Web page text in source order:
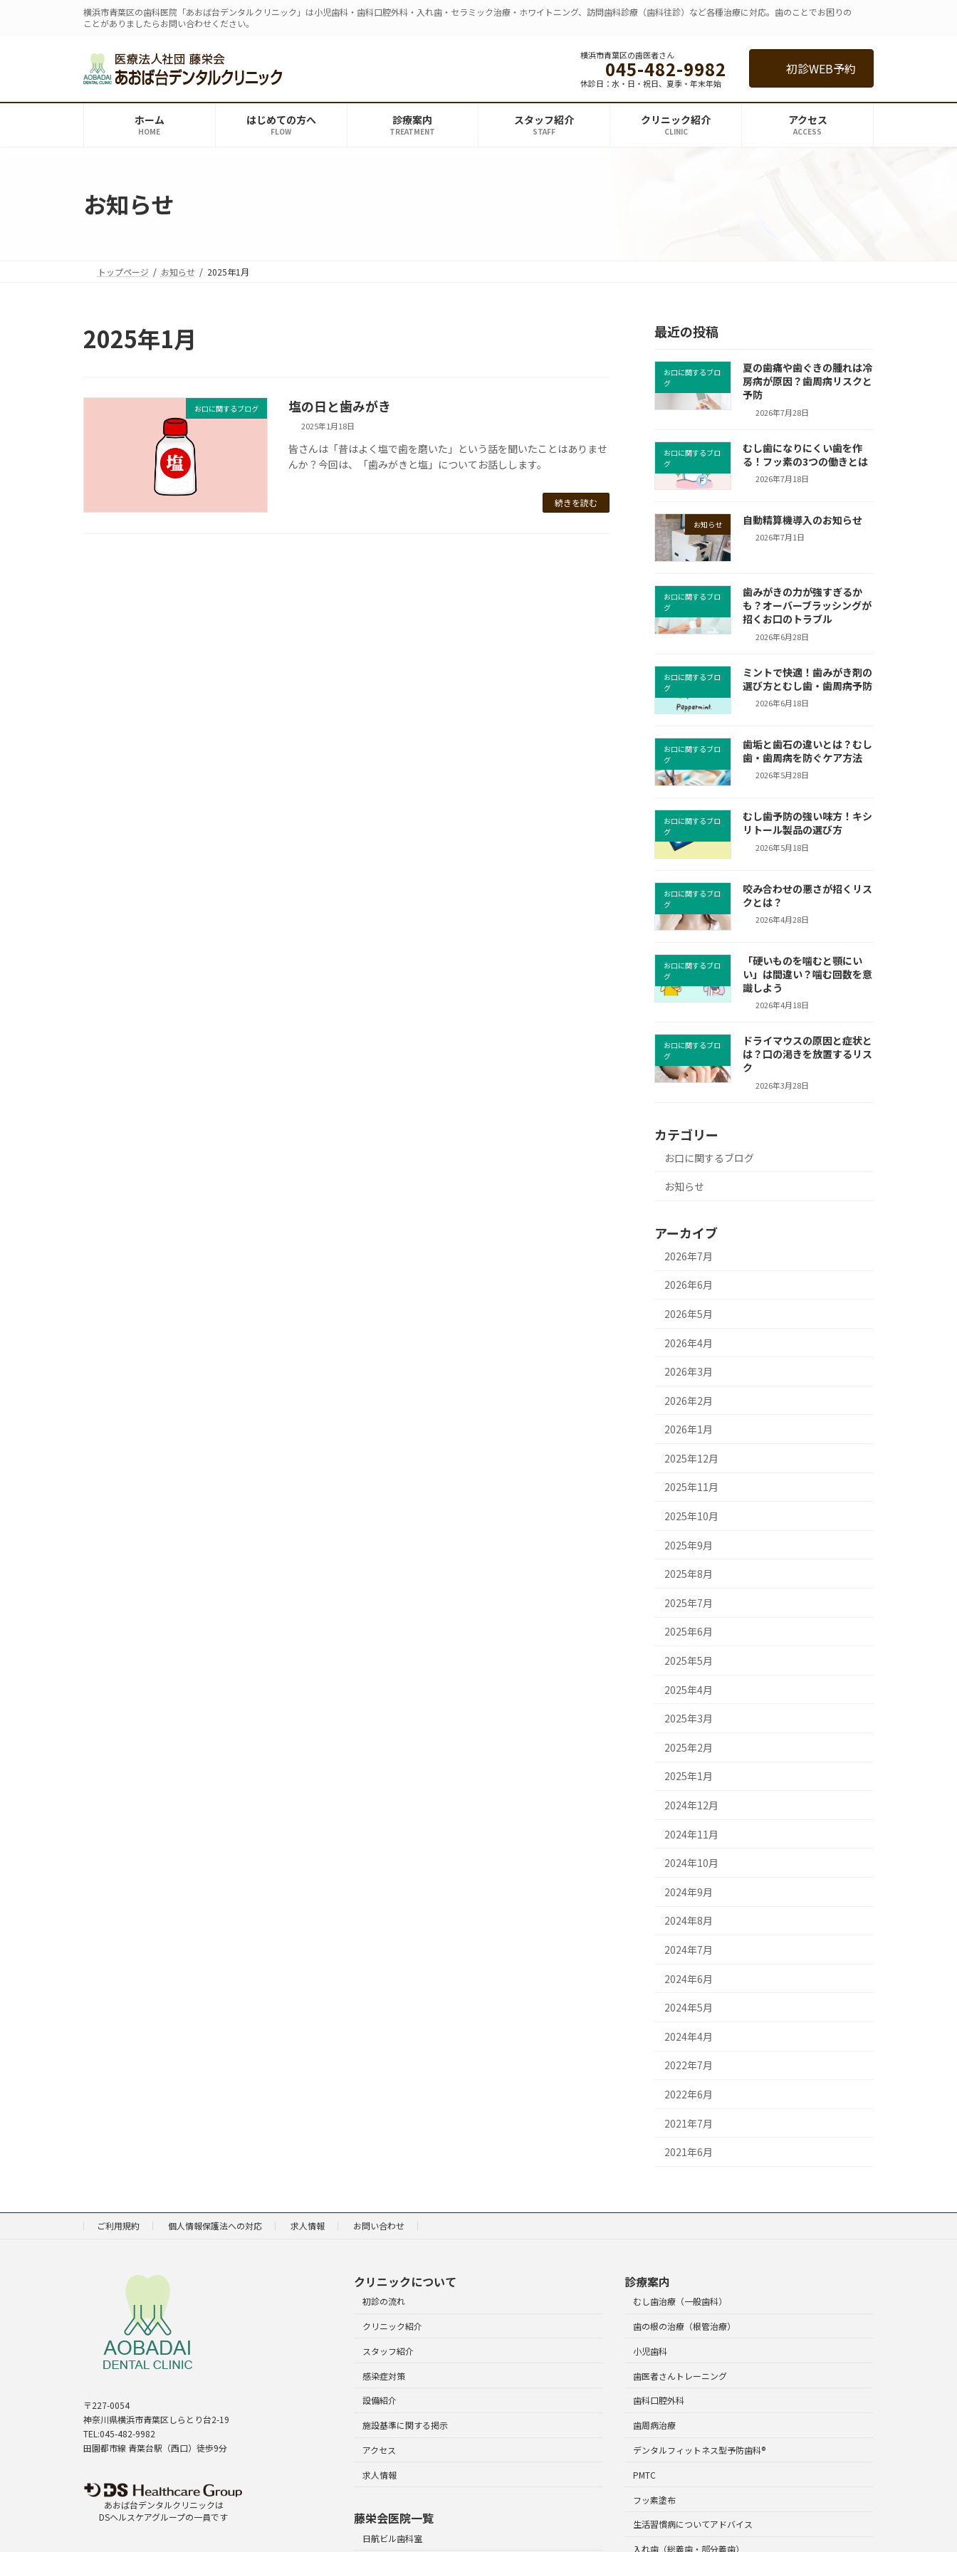
横浜市青葉区の歯科医院「あおば台デンタルクリニック」は小児歯科・歯科口腔外科・入れ歯・セラミック治療・ホワイトニング、訪問歯科診療（歯科往診）など各種治療に対応。歯のことでお困りの
ことがありましたらお問い合わせください。
横浜市青葉区の歯医者さん
045-482-9982
休診日：水・日・祝日、夏季・年末年始
初診WEB予約
ホーム
HOME
はじめての方へ
FLOW
診療案内
TREATMENT
スタッフ紹介
STAFF
クリニック紹介
CLINIC
アクセス
ACCESS
お知らせ
トップページ お知らせ 2025年1月
2025年1月
お口に関するブログ 塩の日と歯みがき
2025年1月18日
皆さんは「昔はよく塩で歯を磨いた」という話を聞いたことはありませ
んか？今回は、「歯みがきと塩」についてお話しします。
続きを読む
最近の投稿
お口に関するブロ
グ
夏の歯痛や歯ぐきの腫れは冷
房病が原因？歯周病リスクと
予防
2026年7月28日
お口に関するブロ
グ
むし歯になりにくい歯を作
る！フッ素の3つの働きとは
2026年7月18日
お知らせ 自動精算機導入のお知らせ
2026年7月1日
お口に関するブロ
グ
歯みがきの力が強すぎるか
も？オーバーブラッシングが
招くお口のトラブル
2026年6月28日
お口に関するブロ
グ
ミントで快適！歯みがき剤の
選び方とむし歯・歯周病予防
2026年6月18日
お口に関するブロ
グ
歯垢と歯石の違いとは？むし
歯・歯周病を防ぐケア方法
2026年5月28日
お口に関するブロ
グ
むし歯予防の強い味方！キシ
リトール製品の選び方
2026年5月18日
お口に関するブロ
グ
咬み合わせの悪さが招くリス
クとは？
2026年4月28日
お口に関するブロ
グ
「硬いものを噛むと顎にい
い」は間違い？噛む回数を意
識しよう
2026年4月18日
お口に関するブロ
グ
ドライマウスの原因と症状と
は？口の渇きを放置するリス
ク
2026年3月28日
カテゴリー
お口に関するブログ
お知らせ
アーカイブ
2026年7月
2026年6月
2026年5月
2026年4月
2026年3月
2026年2月
2026年1月
2025年12月
2025年11月
2025年10月
2025年9月
2025年8月
2025年7月
2025年6月
2025年5月
2025年4月
2025年3月
2025年2月
2025年1月
2024年12月
2024年11月
2024年10月
2024年9月
2024年8月
2024年7月
2024年6月
2024年5月
2024年4月
2022年7月
2022年6月
2021年7月
2021年6月
ご利用規約 個人情報保護法への対応 求人情報 お問い合わせ
〒227-0054
神奈川県横浜市青葉区しらとり台2-19
TEL:045-482-9982
田園都市線 青葉台駅（西口）徒歩9分
あおば台デンタルクリニックは
DSヘルスケアグループの一員です
クリニックについて
初診の流れ
クリニック紹介
スタッフ紹介
感染症対策
設備紹介
施設基準に関する掲示
アクセス
求人情報
藤栄会医院一覧
日航ビル歯科室
診療案内
むし歯治療（一般歯科）
歯の根の治療（根管治療）
小児歯科
歯医者さんトレーニング
歯科口腔外科
歯周病治療
デンタルフィットネス型予防歯科®
PMTC
フッ素塗布
生活習慣病についてアドバイス
入れ歯（総義歯・部分義歯）